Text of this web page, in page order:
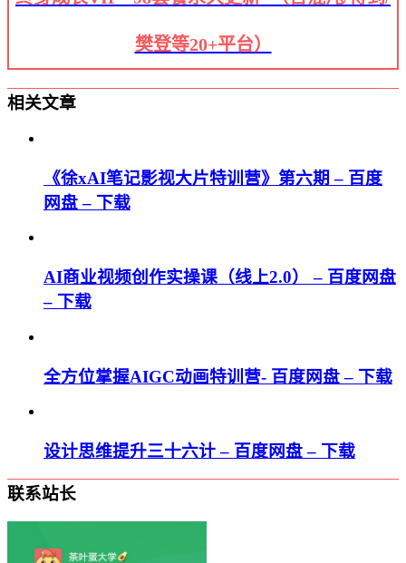
樊登等20+平台）
相关文章
《徐xAI笔记影视大片特训营》第六期 – 百度
网盘 – 下载
AI商业视频创作实操课（线上2.0） – 百度网盘
– 下载
全方位掌握AIGC动画特训营- 百度网盘 – 下载
设计思维提升三十六计 – 百度网盘 – 下载
联系站长